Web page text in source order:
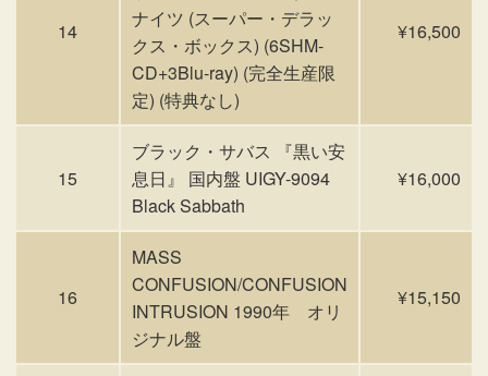
14
ナイツ (スーパー・デラッ
クス・ボックス) (6SHM-
CD+3Blu-ray) (完全生産限
定) (特典なし)
¥16,500
15
ブラック・サバス 『黒い安
息日』 国内盤 UIGY-9094
Black Sabbath
¥16,000
16
MASS
CONFUSION/CONFUSION
INTRUSION 1990年 オリ
ジナル盤
¥15,150